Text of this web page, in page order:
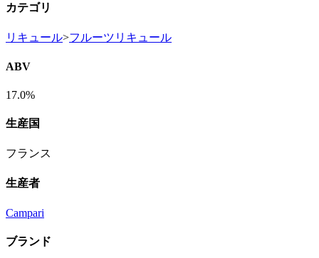
カテゴリ
リキュール>フルーツリキュール
ABV
17.0%
生産国
フランス
生産者
Campari
ブランド